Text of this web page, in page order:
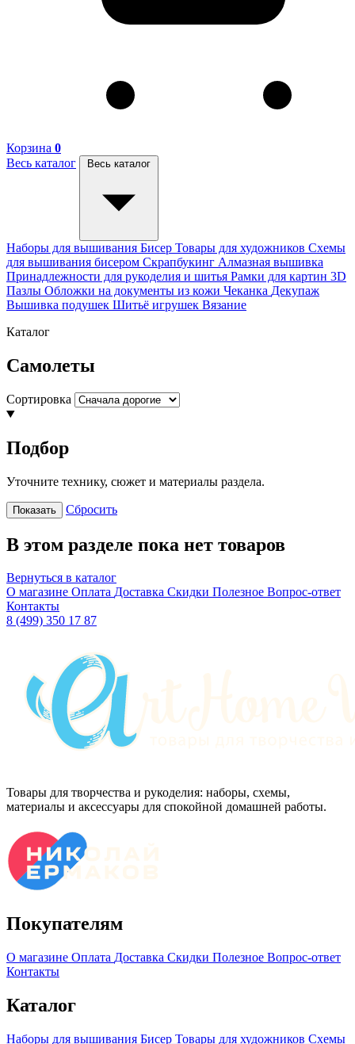
Корзина 0
Весь каталог
Весь каталог
Наборы для вышивания Бисер Товары для художников Схемы
для вышивания бисером Скрапбукинг Алмазная вышивка
Принадлежности для рукоделия и шитья Рамки для картин 3D
Пазлы Обложки на документы из кожи Чеканка Декупаж
Вышивка подушек Шитьё игрушек Вязание
Каталог
Самолеты
Сортировка
Подбор
Уточните технику, сюжет и материалы раздела.
Показать Сбросить
В этом разделе пока нет товаров
Вернуться в каталог
О магазине Оплата Доставка Скидки Полезное Вопрос-ответ
Контакты
8 (499) 350 17 87
Товары для творчества и рукоделия: наборы, схемы,
материалы и аксессуары для спокойной домашней работы.
Покупателям
О магазине Оплата Доставка Скидки Полезное Вопрос-ответ
Контакты
Каталог
Наборы для вышивания Бисер Товары для художников Схемы